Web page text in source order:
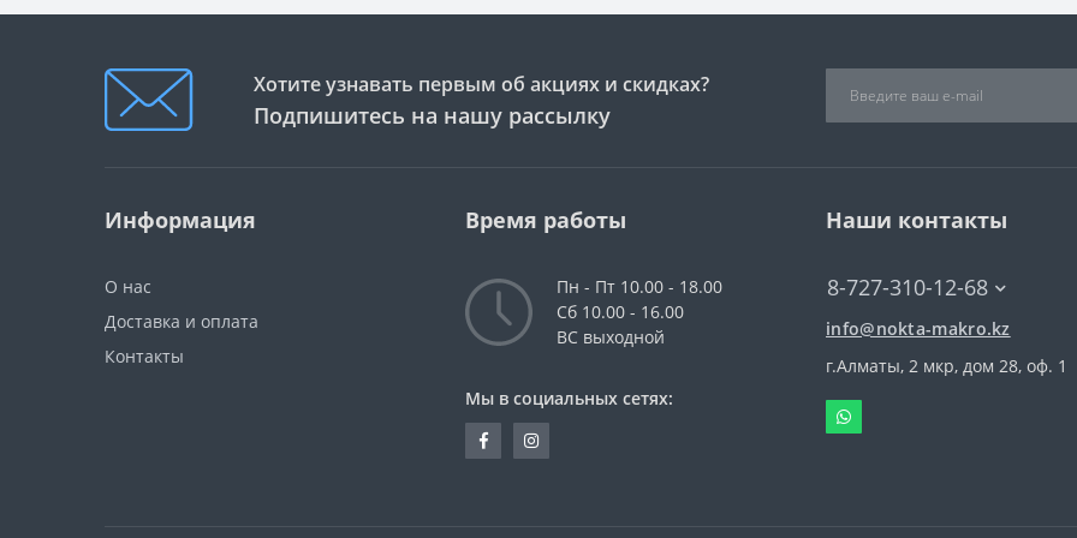
Хотите узнавать первым об акциях и скидках?
Подпишитесь на нашу рассылку
Информация
О нас
Доставка и оплата
Контакты
Время работы
Пн - Пт 10.00 - 18.00
Сб 10.00 - 16.00
ВС выходной
Мы в социальных сетях:
Наши контакты
8-727-310-12-68
info@nokta-makro.kz
г.Алматы, 2 мкр, дом 28, оф. 1